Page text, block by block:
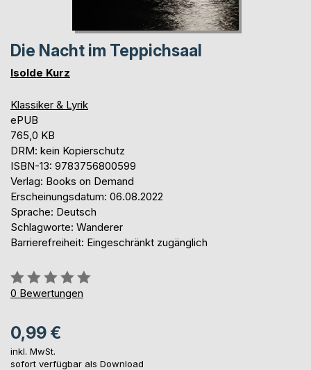
Die Nacht im Teppichsaal
Isolde Kurz
Klassiker & Lyrik
ePUB
765,0 KB
DRM: kein Kopierschutz
ISBN-13: 9783756800599
Verlag: Books on Demand
Erscheinungsdatum: 06.08.2022
Sprache: Deutsch
Schlagworte: Wanderer
Barrierefreiheit: Eingeschränkt zugänglich
Bewertung::
0%
0 Bewertungen
0,99 €
inkl. MwSt.
sofort verfügbar als Download